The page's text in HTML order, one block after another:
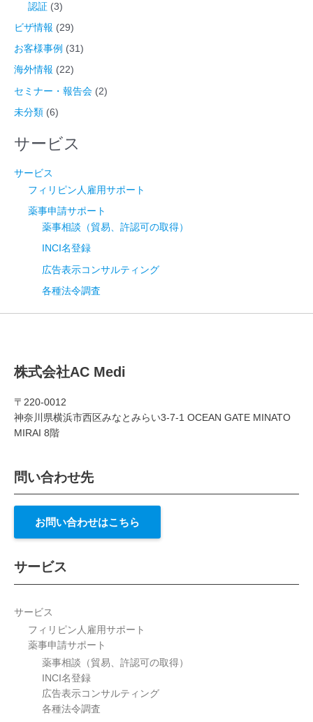
認証 (3)
ビザ情報 (29)
お客様事例 (31)
海外情報 (22)
セミナー・報告会 (2)
未分類 (6)
サービス
サービス
フィリピン人雇用サポート
薬事申請サポート
薬事相談（貿易、許認可の取得）
INCI名登録
広告表示コンサルティング
各種法令調査
株式会社AC Medi
〒220-0012
神奈川県横浜市西区みなとみらい3-7-1 OCEAN GATE MINATO
MIRAI 8階
問い合わせ先
お問い合わせはこちら
サービス
サービス
フィリピン人雇用サポート
薬事申請サポート
薬事相談（貿易、許認可の取得）
INCI名登録
広告表示コンサルティング
各種法令調査